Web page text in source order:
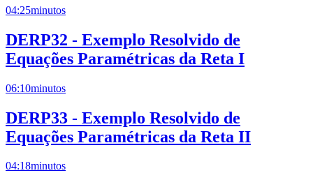
04:25minutos
DERP32 - Exemplo Resolvido de
Equações Paramétricas da Reta I
06:10minutos
DERP33 - Exemplo Resolvido de
Equações Paramétricas da Reta II
04:18minutos